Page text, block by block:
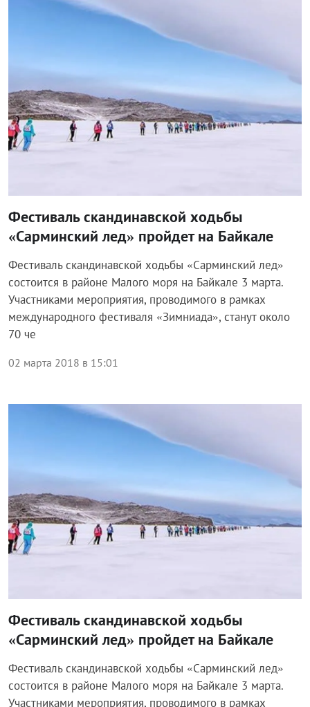
Фестиваль скандинавской ходьбы
«Сарминский лед» пройдет на Байкале
Фестиваль скандинавской ходьбы «Сарминский лед»
состоится в районе Малого моря на Байкале 3 марта.
Участниками мероприятия, проводимого в рамках
международного фестиваля «Зимниада», станут около
70 че
02 марта 2018 в 15:01
Фестиваль скандинавской ходьбы
«Сарминский лед» пройдет на Байкале
Фестиваль скандинавской ходьбы «Сарминский лед»
состоится в районе Малого моря на Байкале 3 марта.
Участниками мероприятия, проводимого в рамках